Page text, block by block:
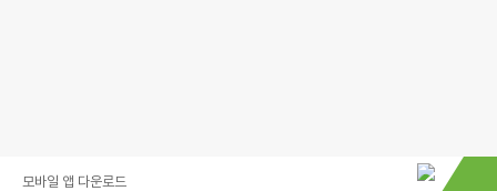
모바일 앱 다운로드